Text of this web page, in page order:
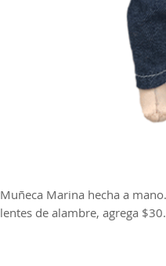
Muñeca Marina hecha a
lentes de alambre, agrega $30.